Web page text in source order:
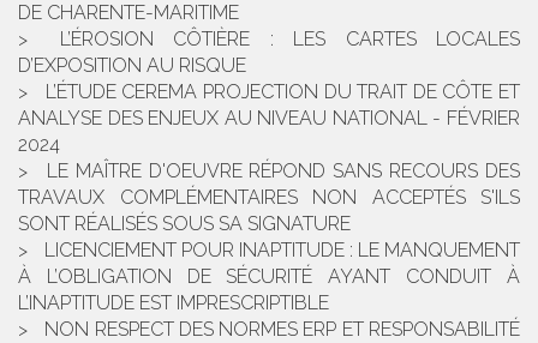
DE CHARENTE-MARITIME
L’ÉROSION CÔTIÈRE : LES CARTES LOCALES
D’EXPOSITION AU RISQUE
L’ÉTUDE CEREMA PROJECTION DU TRAIT DE CÔTE ET
ANALYSE DES ENJEUX AU NIVEAU NATIONAL - FÉVRIER
2024
LE MAÎTRE D'OEUVRE RÉPOND SANS RECOURS DES
TRAVAUX COMPLÉMENTAIRES NON ACCEPTÉS S'ILS
SONT RÉALISÉS SOUS SA SIGNATURE
LICENCIEMENT POUR INAPTITUDE : LE MANQUEMENT
À L’OBLIGATION DE SÉCURITÉ AYANT CONDUIT À
L’INAPTITUDE EST IMPRESCRIPTIBLE
NON RESPECT DES NORMES ERP ET RESPONSABILITÉ